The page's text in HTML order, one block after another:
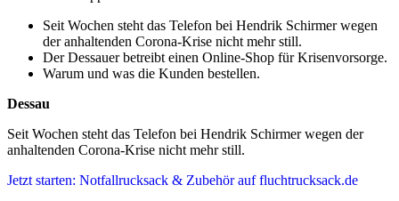
Seit Wochen steht das Telefon bei Hendrik Schirmer wegen
der anhaltenden Corona-Krise nicht mehr still.
Der Dessauer betreibt einen Online-Shop für Krisenvorsorge.
Warum und was die Kunden bestellen.
Dessau
Seit Wochen steht das Telefon bei Hendrik Schirmer wegen der
anhaltenden Corona-Krise nicht mehr still.
Jetzt starten: Notfallrucksack & Zubehör auf fluchtrucksack.de